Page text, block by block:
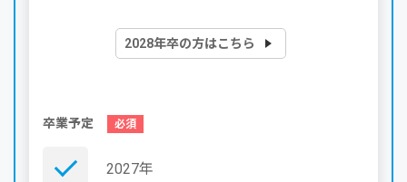
2028年卒の方はこちら
卒業予定
2027年